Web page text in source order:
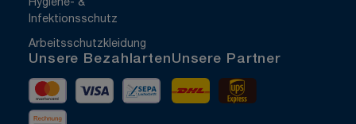
Hygiene- &
Infektionsschutz
Arbeitsschutzkleidung
Unsere Bezahlarten
MastercardVisa Vorkasse
Rechnung
Unsere Partner
DHL